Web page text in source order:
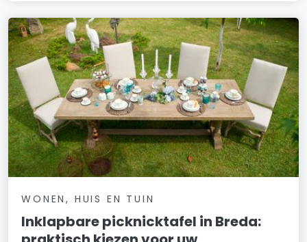
WONEN, HUIS EN TUIN
Inklapbare picknicktafel in Breda: